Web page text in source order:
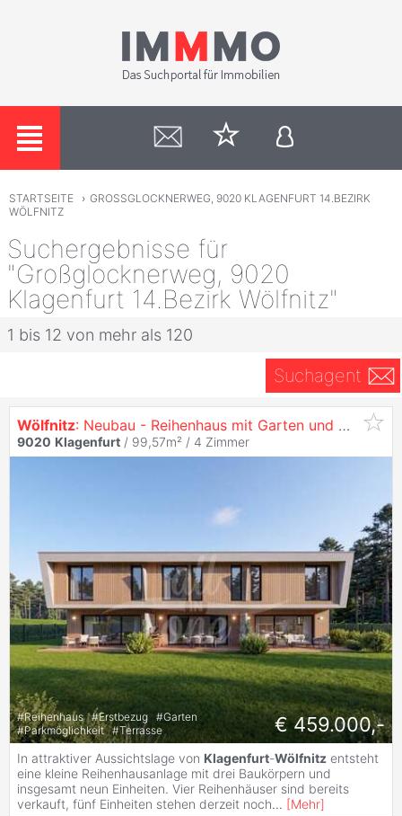
STARTSEITE › GROSSGLOCKNERWEG, 9020 KLAGENFURT 14.BEZIRK
WÖLFNITZ
Suchergebnisse für
"Großglocknerweg, 9020
Klagenfurt 14.Bezirk Wölfnitz"
1 bis 12 von mehr als 120
Suchagent
Wölfnitz: Neubau - Reihenhaus mit Garten und Weitblick in
9020 Klagenfurt / 99,57m² / 4 Zimmer
#Reihenhaus #Erstbezug #Garten
#Parkmöglichkeit #Terrasse € 459.000,-
In attraktiver Aussichtslage von Klagenfurt-Wölfnitz entsteht
eine kleine Reihenhausanlage mit drei Baukörpern und
insgesamt neun Einheiten. Vier Reihenhäuser sind bereits
verkauft, fünf Einheiten stehen derzeit noch... [Mehr]